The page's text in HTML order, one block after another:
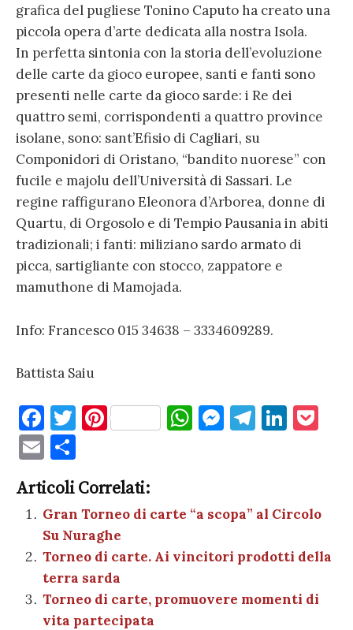
grafica del pugliese Tonino Caputo ha creato una
piccola opera d’arte dedicata alla nostra Isola.
In perfetta sintonia con la storia dell’evoluzione
delle carte da gioco europee, santi e fanti sono
presenti nelle carte da gioco sarde: i Re dei
quattro semi, corrispondenti a quattro province
isolane, sono: sant’Efisio di Cagliari, su
Componidori di Oristano, “bandito nuorese” con
fucile e majolu dell’Università di Sassari. Le
regine raffigurano Eleonora d’Arborea, donne di
Quartu, di Orgosolo e di Tempio Pausania in abiti
tradizionali; i fanti: miliziano sardo armato di
picca, sartigliante con stocco, zappatore e
mamuthone di Mamojada.
Info: Francesco 015 34638 – 3334609289.
Battista Saiu
F
a
c
e
b
o
o
k
T
te
r
Pi
es
t
W
A
p
p
M
g
er
T
a
m
Li
dI
n
et
E
m
ai
l
n
di
vi
di
Articoli Correlati:
Gran Torneo di carte “a scopa” al Circolo
Su Nuraghe
Torneo di carte. Ai vincitori prodotti della
terra sarda
Torneo di carte, promuovere momenti di
vita partecipata